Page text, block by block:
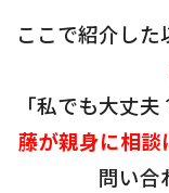
ここで紹介した
「私でも大丈
藤が親身に相談
問い合